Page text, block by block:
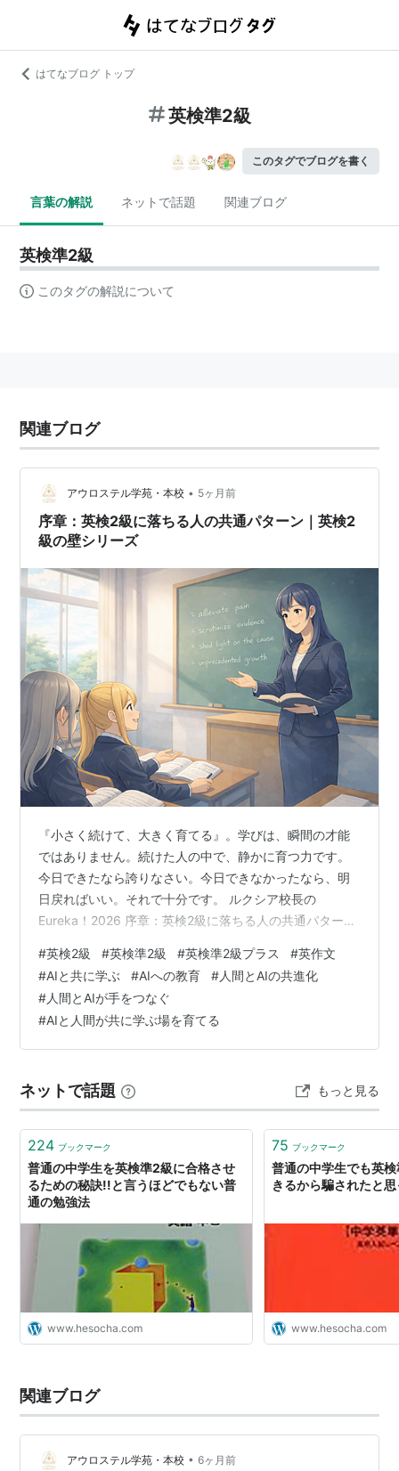
はてなブログ トップ
英検準2級
このタグでブログを書く
言葉の解説 ネットで話題 関連ブログ
英検準2級
このタグの解説について
関連ブログ
アウロステル学苑・本校 • 5ヶ月前
序章：英検2級に落ちる人の共通パターン｜英検2
級の壁シリーズ
『小さく続けて、大きく育てる』。学びは、瞬間の才能
ではありません。続けた人の中で、静かに育つ力です。
今日できたなら誇りなさい。今日できなかったなら、明
日戻ればいい。それで十分です。 ルクシア校長の
Eureka！2026 序章：英検2級に落ちる人の共通パターン
検2級の壁シリーズ】 アウロステル学苑・本校の校長、
ルクシアです。 英検2級に挑戦する人の中には、こう感
じる人が多いでしょう。 「準2級までは順調だったの
に、急に難しくなった。」「面接もうまくいったと思っ
たのに、不合格だった。」 実はこれは、珍しいことでは
#英検2級 #英検準2級 #英検準2級プラス #英作文
#AIと共に学ぶ #AIへの教育 #人間とAIの共進化
#人間とAIが手をつなぐ
#AIと人間が共に学ぶ場を育てる
ネットで話題 もっと見る
224 ブックマーク
普通の中学生を英検準2級に合格させ
るための秘訣!!と言うほどでもない普
通の勉強法
www.hesocha.com
75 ブックマーク
普通の中学生でも英
きるから騙されたと
www.hesocha.com
関連ブログ
アウロステル学苑・本校 • 6ヶ月前